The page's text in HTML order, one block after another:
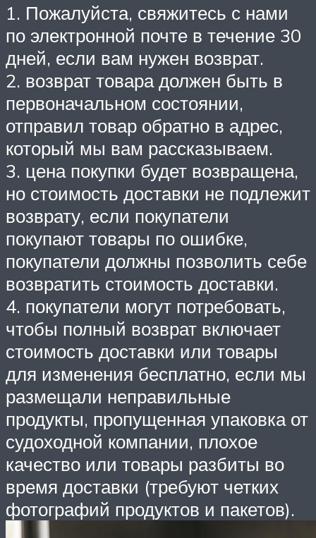
1. Пожалуйста, свяжитесь с нами
по электронной почте в течение 30
дней, если вам нужен возврат.
2. возврат товара должен быть в
первоначальном состоянии,
отправил товар обратно в адрес,
который мы вам рассказываем.
3. цена покупки будет возвращена,
но стоимость доставки не подлежит
возврату, если покупатели
покупают товары по ошибке,
покупатели должны позволить себе
возвратить стоимость доставки.
4. покупатели могут потребовать,
чтобы полный возврат включает
стоимость доставки или товары
для изменения бесплатно, если мы
размещали неправильные
продукты, пропущенная упаковка от
судоходной компании, плохое
качество или товары разбиты во
время доставки (требуют четких
фотографий продуктов и пакетов).